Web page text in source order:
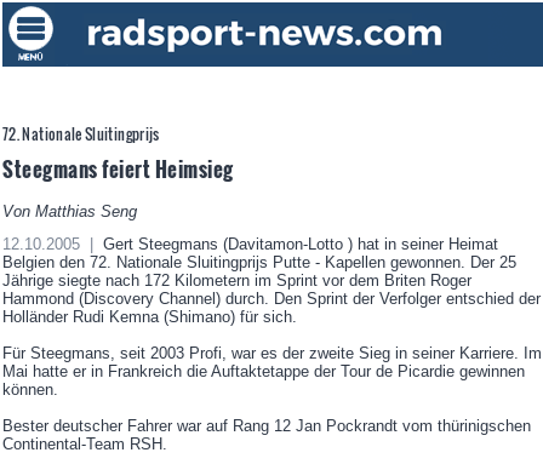
72. Nationale Sluitingprijs
Steegmans feiert Heimsieg
Von Matthias Seng
12.10.2005 |
Gert Steegmans (Davitamon-Lotto ) hat in seiner Heimat
Belgien den 72. Nationale Sluitingprijs Putte - Kapellen gewonnen. Der 25
Jährige siegte nach 172 Kilometern im Sprint vor dem Briten Roger
Hammond (Discovery Channel) durch. Den Sprint der Verfolger entschied der
Holländer Rudi Kemna (Shimano) für sich.
Für Steegmans, seit 2003 Profi, war es der zweite Sieg in seiner Karriere. Im
Mai hatte er in Frankreich die Auftaktetappe der Tour de Picardie gewinnen
können.
Bester deutscher Fahrer war auf Rang 12 Jan Pockrandt vom thürinigschen
Continental-Team RSH.